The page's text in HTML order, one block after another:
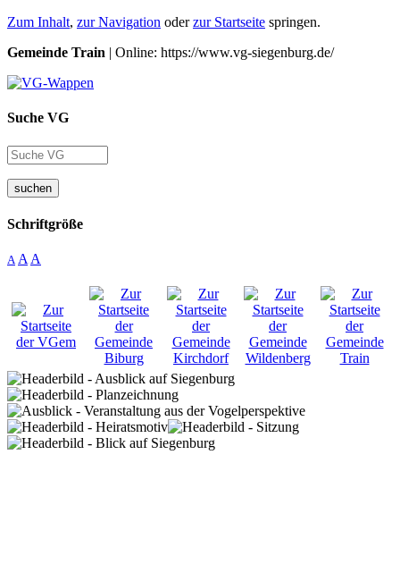
Zum Inhalt, zur Navigation oderzur Startseite springen.
Gemeinde Train | Online: https://www.vg-siegenburg.de/
Suche VG
suchen
Schriftgröße
A A A